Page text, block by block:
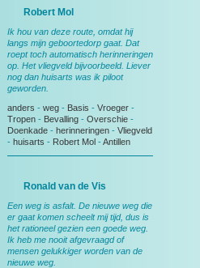
Robert Mol
Ik hou van deze route, omdat hij
langs mijn geboortedorp gaat. Dat
roept toch automatisch herinneringen
op. Het vliegveld bijvoorbeeld. Liever
nog dan huisarts was ik piloot
geworden.
anders - weg - Basis - Vroeger -
Tropen - Bevalling - Overschie -
Doenkade - herinneringen - Vliegveld
- huisarts - Robert Mol -Antillen
Ronald van de Vis
Een weg is asfalt. De nieuwe weg die
er gaat komen scheelt mij tijd, dus is
het rationeel gezien een goede weg.
Ik heb me nooit afgevraagd of
mensen gelukkiger worden van de
nieuwe weg.